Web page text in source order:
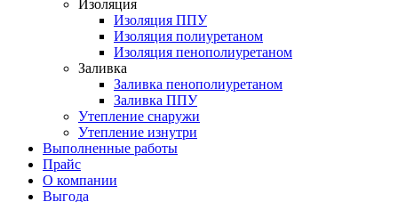
Изоляция
Изоляция ППУ
Изоляция полиуретаном
Изоляция пенополиуретаном
Заливка
Заливка пенополиуретаном
Заливка ППУ
Утепление снаружи
Утепление изнутри
Выполненные работы
Прайс
О компании
Выгода